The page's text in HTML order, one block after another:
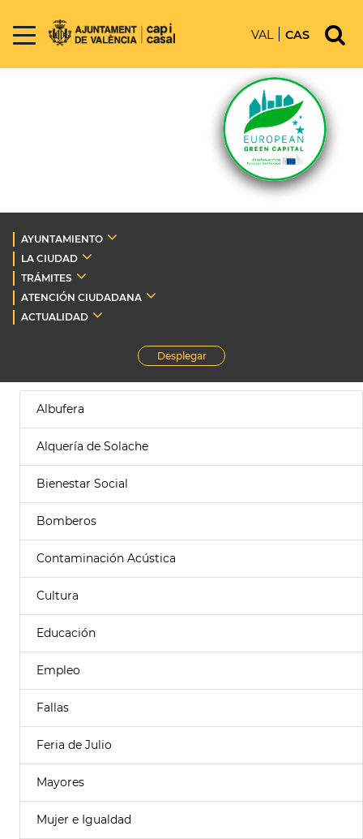
VAL CAS
AYUNTAMIENTO
LA CIUDAD
TRÁMITES
ATENCIÓN CIUDADANA
ACTUALIDAD
Desplegar
Albufera
Alquería de Solache
Bienestar Social
Bomberos
Contaminación Acústica
Cultura
Educación
Empleo
Fallas
Feria de Julio
Mayores
Mujer e Igualdad